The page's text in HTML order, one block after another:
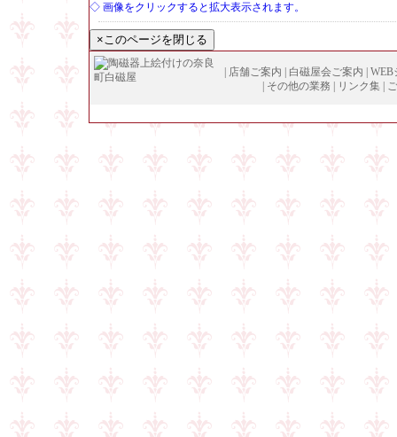
◇ 画像をクリックすると拡大表示されます。
店舗ご案内 白磁屋会ご案内
WEB
その他の業務 リンク集